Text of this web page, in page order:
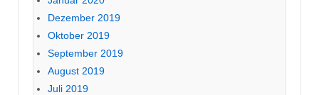
Dezember 2019
Oktober 2019
September 2019
August 2019
Juli 2019